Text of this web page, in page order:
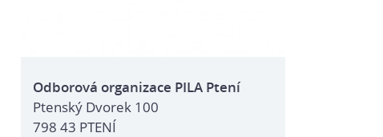
Odborová organizace PILA Ptení
Ptenský Dvorek 100
798 43 PTENÍ